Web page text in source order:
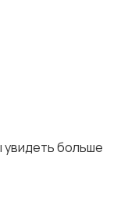
увидеть больше